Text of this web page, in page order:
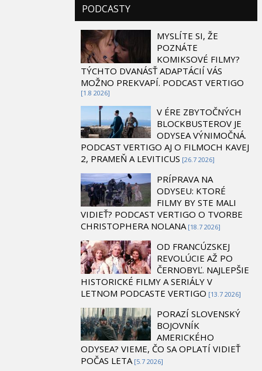
PODCASTY
MYSLÍTE SI, ŽE
POZNÁTE
KOMIKSOVÉ FILMY?
TÝCHTO DVANÁSŤ ADAPTÁCIÍ VÁS
MOŽNO PREKVAPÍ. PODCAST VERTIGO
[1.8 2026]
V ÉRE ZBYTOČNÝCH
BLOCKBUSTEROV JE
ODYSEA VÝNIMOČNÁ.
PODCAST VERTIGO AJ O FILMOCH KAVEJ
2, PRAMEŇ A LEVITICUS [26.7 2026]
PRÍPRAVA NA
ODYSEU: KTORÉ
FILMY BY STE MALI
VIDIEŤ? PODCAST VERTIGO O TVORBE
CHRISTOPHERA NOLANA [18.7 2026]
OD FRANCÚZSKEJ
REVOLÚCIE AŽ PO
ČERNOBYĽ. NAJLEPŠIE
HISTORICKÉ FILMY A SERIÁLY V
LETNOM PODCASTE VERTIGO [13.7 2026]
PORAZÍ SLOVENSKÝ
BOJOVNÍK
AMERICKÉHO
ODYSEA? VIEME, ČO SA OPLATÍ VIDIEŤ
POČAS LETA [5.7 2026]